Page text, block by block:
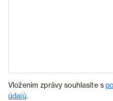
Vložením zprávy souhlasíte s
údajů.